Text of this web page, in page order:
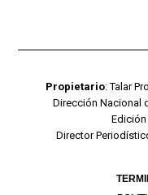
Propietario: Talar
Dirección Nacional
Edición
Director